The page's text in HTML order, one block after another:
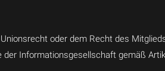
oder dem Recht des
Informationsgesellschaft gemäß